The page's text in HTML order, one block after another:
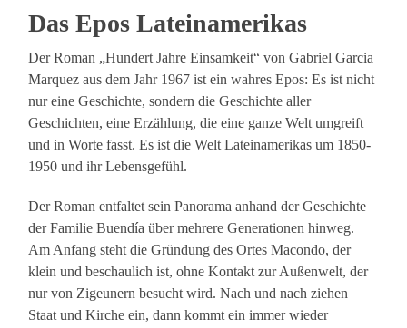
Das Epos Lateinamerikas
Der Roman „Hundert Jahre Einsamkeit“ von Gabriel Garcia
Marquez aus dem Jahr 1967 ist ein wahres Epos: Es ist nicht
nur eine Geschichte, sondern die Geschichte aller
Geschichten, eine Erzählung, die eine ganze Welt umgreift
und in Worte fasst. Es ist die Welt Lateinamerikas um 1850-
1950 und ihr Lebensgefühl.
Der Roman entfaltet sein Panorama anhand der Geschichte
der Familie Buendía über mehrere Generationen hinweg.
Am Anfang steht die Gründung des Ortes Macondo, der
klein und beschaulich ist, ohne Kontakt zur Außenwelt, der
nur von Zigeunern besucht wird. Nach und nach ziehen
Staat und Kirche ein, dann kommt ein immer wieder